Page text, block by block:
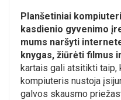
Planšetiniai
kasdienio gyvenimo
mums naršyti
knygas, žiūrėti filmus
kartais gali atsitikti taip,
kompiuteris nustoja
galvos skausmo